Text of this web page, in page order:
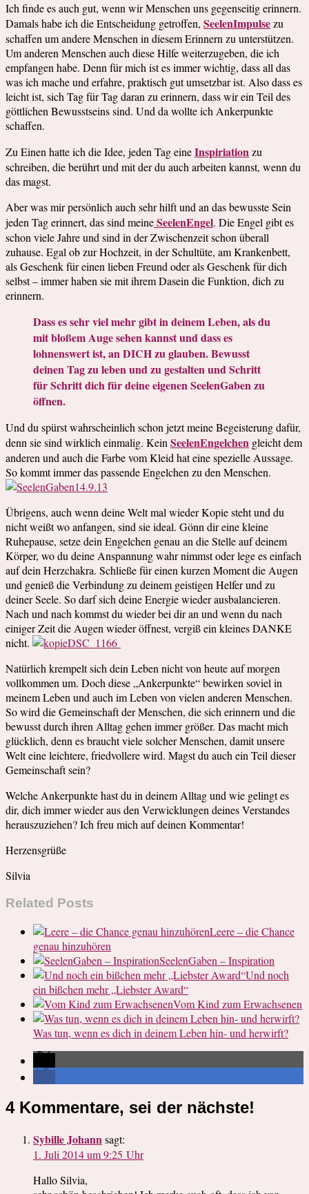
Ich finde es auch gut, wenn wir Menschen uns gegenseitig erinnern.
Damals habe ich die Entscheidung getroffen, SeelenImpulsezu
schaffen um andere Menschen in diesem Erinnern zu unterstützen.
Um anderen Menschen auch diese Hilfe weiterzugeben, die ich
empfangen habe. Denn für mich ist es immer wichtig, dass all das
was ich mache und erfahre, praktisch gut umsetzbar ist. Also dass es
leicht ist, sich Tag für Tag daran zu erinnern, dass wir ein Teil des
göttlichen Bewusstseins sind. Und da wollte ich Ankerpunkte
schaffen.
Zu Einen hatte ich die Idee, jeden Tag eineInspiriationzu
schreiben, die berührt und mit der du auch arbeiten kannst, wenn du
das magst.
Aber was mir persönlich auch sehr hilft und an das bewusste Sein
jeden Tag erinnert, das sind meineSeelenEngel. Die Engel gibt es
schon viele Jahre und sind in der Zwischenzeit schon überall
zuhause. Egal ob zur Hochzeit, in der Schultüte, am Krankenbett,
als Geschenk für einen lieben Freund oder als Geschenk für dich
selbst – immer haben sie mit ihrem Dasein die Funktion, dich zu
erinnern.
Dass es sehr viel mehr gibt in deinem Leben, als du
mit bloßem Auge sehen kannst und dass es
lohnenswert ist, an DICH zu glauben. Bewusst
deinen Tag zu leben und zu gestalten und Schritt
für Schritt dich für deine eigenen SeelenGaben zu
öffnen.
Und du spürst wahrscheinlich schon jetzt meine Begeisterung dafür,
denn sie sind wirklich einmalig. KeinSeelenEngelchen gleicht dem
anderen und auch die Farbe vom Kleid hat eine spezielle Aussage.
So kommt immer das passende Engelchen zu den Menschen.
Übrigens, auch wenn deine Welt mal wieder Kopie steht und du
nicht weißt wo anfangen, sind sie ideal. Gönn dir eine kleine
Ruhepause, setze dein Engelchen genau an die Stelle auf deinem
Körper, wo du deine Anspannung wahr nimmst oder lege es einfach
auf dein Herzchakra. Schließe für einen kurzen Moment die Augen
und genieß die Verbindung zu deinem geistigen Helfer und zu
deiner Seele. So darf sich deine Energie wieder ausbalancieren.
Nach und nach kommst du wieder bei dir an und wenn du nach
einiger Zeit die Augen wieder öffnest, vergiß ein kleines DANKE
nicht.
Natürlich krempelt sich dein Leben nicht von heute auf morgen
vollkommen um. Doch diese „Ankerpunkte“ bewirken soviel in
meinem Leben und auch im Leben von vielen anderen Menschen.
So wird die Gemeinschaft der Menschen, die sich erinnern und die
bewusst durch ihren Alltag gehen immer größer. Das macht mich
glücklich, denn es braucht viele solcher Menschen, damit unsere
Welt eine leichtere, friedvollere wird. Magst du auch ein Teil dieser
Gemeinschaft sein?
Welche Ankerpunkte hast du in deinem Alltag und wie gelingt es
dir, dich immer wieder aus den Verwicklungen deines Verstandes
herauszuziehen? Ich freu mich auf deinen Kommentar!
Herzensgrüße
Silvia
Related Posts
Leere – die Chance
genau hinzuhören
SeelenGaben – Inspiration
Und noch
ein bißchen mehr „Liebster Award“
Vom Kind zum Erwachsenen
Was tun, wenn es dich in deinem Leben hin- und herwirft?
4 Kommentare, sei der nächste!
Sybille Johann sagt:
1. Juli 2014 um 9:25 Uhr
Hallo Silvia,